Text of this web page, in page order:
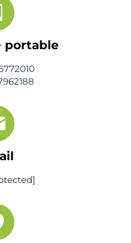
portable